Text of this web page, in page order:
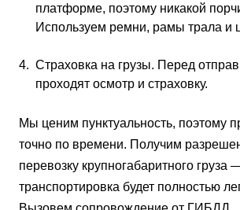
платформе, поэтому никакой
Используем ремни, рамы трала и
Страховка на грузы. Перед
проходят осмотр и страховку.
Мы ценим пунктуальность, поэтому
точно по времени. Получим
перевозку крупногабаритного груза
транспортировка будет полностью